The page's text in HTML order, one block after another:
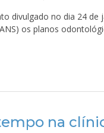
divulgado no dia 24 de
os planos
na